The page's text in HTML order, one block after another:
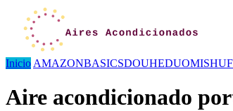
Inicio AMAZONBASICSDOUHEDUOMISHU
Aire acondicionado